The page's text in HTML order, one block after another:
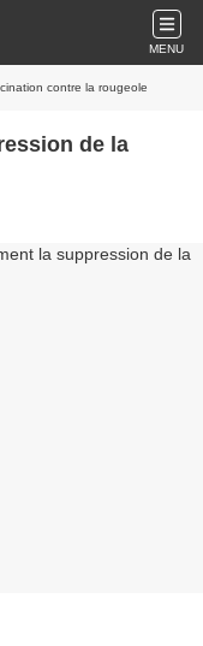
MENU
contre la rougeole
de la